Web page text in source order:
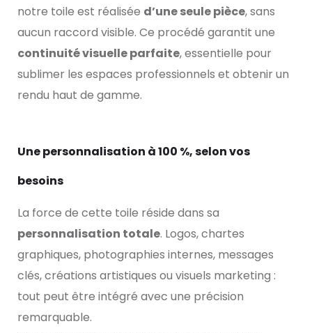
notre toile est réalisée d’une seule pièce, sans
aucun raccord visible. Ce procédé garantit une
continuité visuelle parfaite, essentielle pour
sublimer les espaces professionnels et obtenir un
rendu haut de gamme.
Une personnalisation à 100 %, selon vos
besoins
La force de cette toile réside dans sa
personnalisation totale. Logos, chartes
graphiques, photographies internes, messages
clés, créations artistiques ou visuels marketing :
tout peut être intégré avec une précision
remarquable.